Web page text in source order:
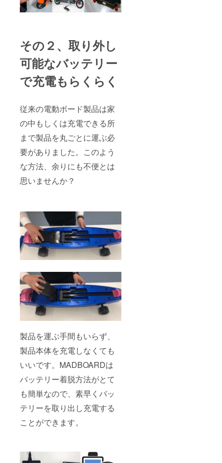
その２、取り外し
可能なバッテリー
で充電もらくらく
従来の電動ボード製品は家
の中もしくは充電できる所
まで製品を丸ごとに運ぶ必
要がありました。このよう
な方法、余りにも不便とは
思いませんか？
製品を運ぶ手間もいらず、
製品本体を充電しなくても
いいです。MADBOARDは
バッテリー着脱方法がとて
も簡単なので、素早くバッ
テリーを取り出し充電する
ことができます。